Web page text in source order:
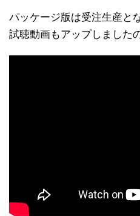
パッケージ版は受注生産と
試聴動画もアップしました